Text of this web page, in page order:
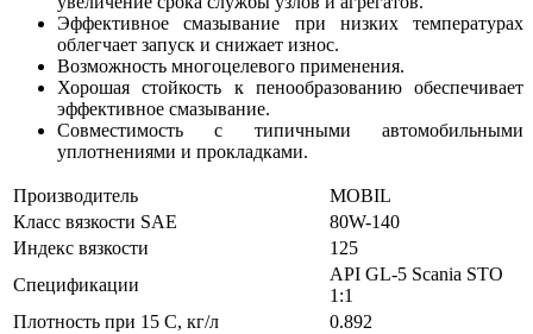
Эффективное смазывание при низких температурах
облегчает запуск и снижает износ.
Возможность многоцелевого применения.
Хорошая стойкость к пенообразованию обеспечивает
эффективное смазывание.
Совместимость с типичными автомобильными
уплотнениями и прокладками.
Производитель
MOBIL
Класс вязкости SAE
80W-140
Индекс вязкости
125
Спецификации
API GL-5 Scania STO
1:1
Плотность при 15 С, кг/л
0.892